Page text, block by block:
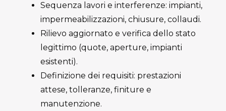
Sequenza lavori e interferenze: impianti,
impermeabilizzazioni, chiusure, collaudi.
Rilievo aggiornato e verifica dello stato
legittimo (quote, aperture, impianti
esistenti).
Definizione dei requisiti: prestazioni
attese, tolleranze, finiture e
manutenzione.